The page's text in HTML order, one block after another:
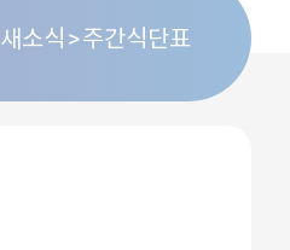
새소식 주간식단표